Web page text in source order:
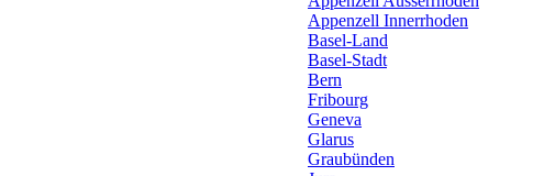
Appenzell Innerrhoden
Basel-Land
Basel-Stadt
Bern
Fribourg
Geneva
Glarus
Graubünden